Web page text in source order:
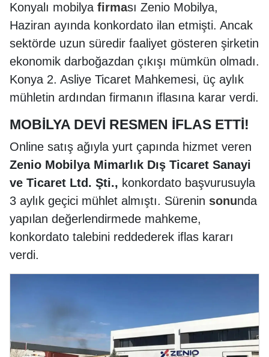
Konyalı mobilya firması Zenio Mobilya,
Haziran ayında konkordato ilan etmişti. Ancak
sektörde uzun süredir faaliyet gösteren şirketin
ekonomik darboğazdan çıkışı mümkün olmadı.
Konya 2. Asliye Ticaret Mahkemesi, üç aylık
mühletin ardından firmanın iflasına karar verdi.
MOBİLYA DEVİ RESMEN İFLAS ETTİ!
Online satış ağıyla yurt çapında hizmet veren
Zenio Mobilya Mimarlık Dış Ticaret Sanayi
ve Ticaret Ltd. Şti., konkordato başvurusuyla
3 aylık geçici mühlet almıştı. Sürenin sonunda
yapılan değerlendirmede mahkeme,
konkordato talebini reddederek iflas kararı
verdi.